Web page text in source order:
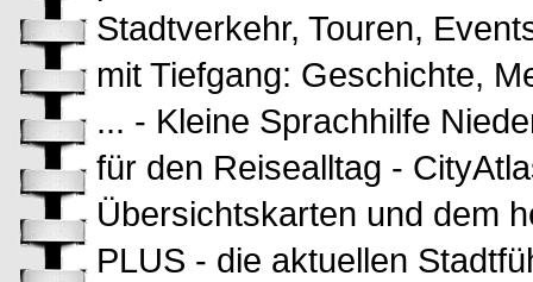
Stadtverkehr, Touren,
mit Tiefgang: Geschichte,
... - Kleine Sprachhilfe
für den Reisealltag -
Übersichtskarten und dem
PLUS - die aktuellen